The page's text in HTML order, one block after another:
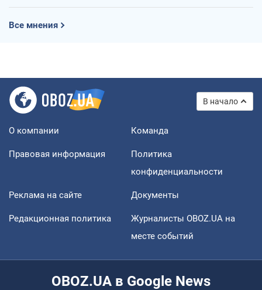
Все мнения
В начало
О компании Команда
Правовая информация
Политика
конфиденциальности
Реклама на сайте Документы
Редакционная политика
Журналисты OBOZ.UA на
месте событий
OBOZ.UA в Google News